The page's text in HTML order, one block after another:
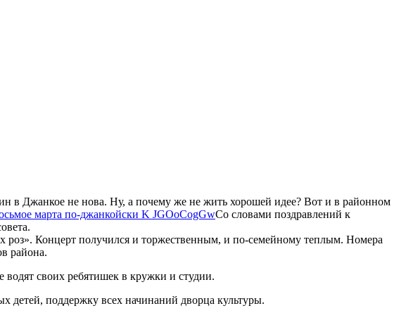
в Джанкое не нова. Ну, а почему же не жить хорошей идее? Вот и в районном
Со словами поздравлений к
Концерт получился и торжественным, и по-семейному теплым. Номера
района.
своих ребятишек в кружки и студии.
детей, поддержку всех начинаний дворца культуры.